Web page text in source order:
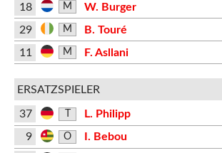
18
M
W. Burger
29
M
B. Touré
11
M F. Asllani
ERSATZSPIELER
37
L. Philipp
9
O I. Bebou